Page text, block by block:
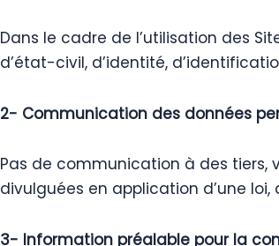
Dans le cadre de l’utilisation des
d’état-civil, d’identité,
2- Communication des données
Pas de communication à des tiers,
divulguées en application d’une
3- Information préalable pour la